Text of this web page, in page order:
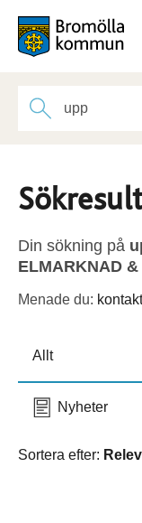
Din sökning på
ELMARKNAD
Menade du:
Allt
Nyheter
Sortera efter: